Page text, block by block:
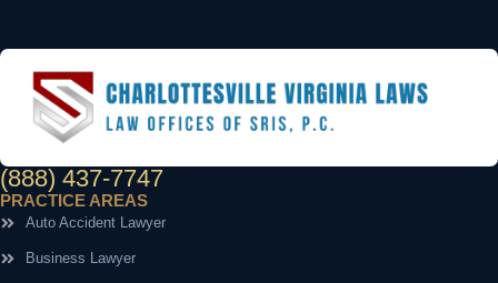
(888) 437-7747
PRACTICE AREAS
Auto Accident Lawyer
Business Lawyer